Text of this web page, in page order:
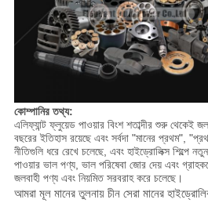
কোম্পানির তথ্য:
এলিফ্যান্ট ফ্লুয়েড পাওয়ার বিংশ শতাব্দীর শুরু থেকেই
বছরের ইতিহাস রয়েছে এবং সর্বদা "মানের প্রথম",
নীতিগুলি ধরে রেখে চলেছে, এবং হাইড্রোলিক্স শিল্পে
পাওয়ার ভাল পণ্য, ভাল পরিষেবা জোর দেয় এবং
জলবাহী পণ্য এবং নিয়মিত সরবরাহ করে চলেছে।
আমরা মূল মানের তুলনায় চীন সেরা মানের